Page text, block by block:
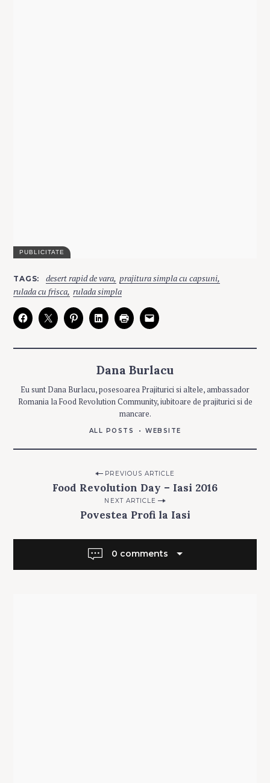
A
T
E
G
O
R
S
A
I
TAGS desert rapid de vara prajitura simpla cu capsuni
rulada cu frisca rulada simpla
Dana Burlacu
Eu sunt Dana Burlacu, posesoarea Prajiturici si altele, ambassador
Romania la Food Revolution Community, iubitoare de prajiturici si de
mancare.
ALL POSTS WEBSITE
navigation
PREVIOUS ARTICLE
Food Revolution Day – Iasi 2016
NEXT ARTICLE
Povestea Profi la Iasi
0 comments